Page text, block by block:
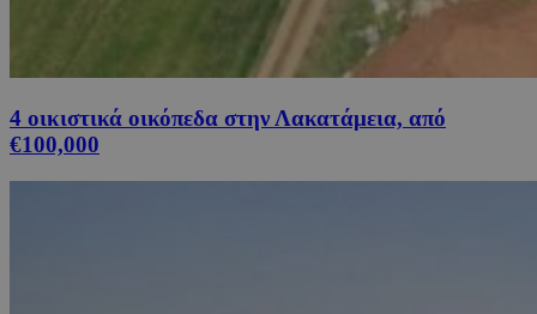
4 οικιστικά οικόπεδα στην Λακατάμεια, από
€100,000